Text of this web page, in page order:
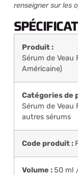
renseigner sur les
Produit :
Sérum de Veau
Américaine)
Catégories de
Sérum de Veau
autres sérums
Code produit :
Volume :50 ml